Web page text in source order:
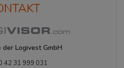
der Logivest GmbH
42 31 999 031